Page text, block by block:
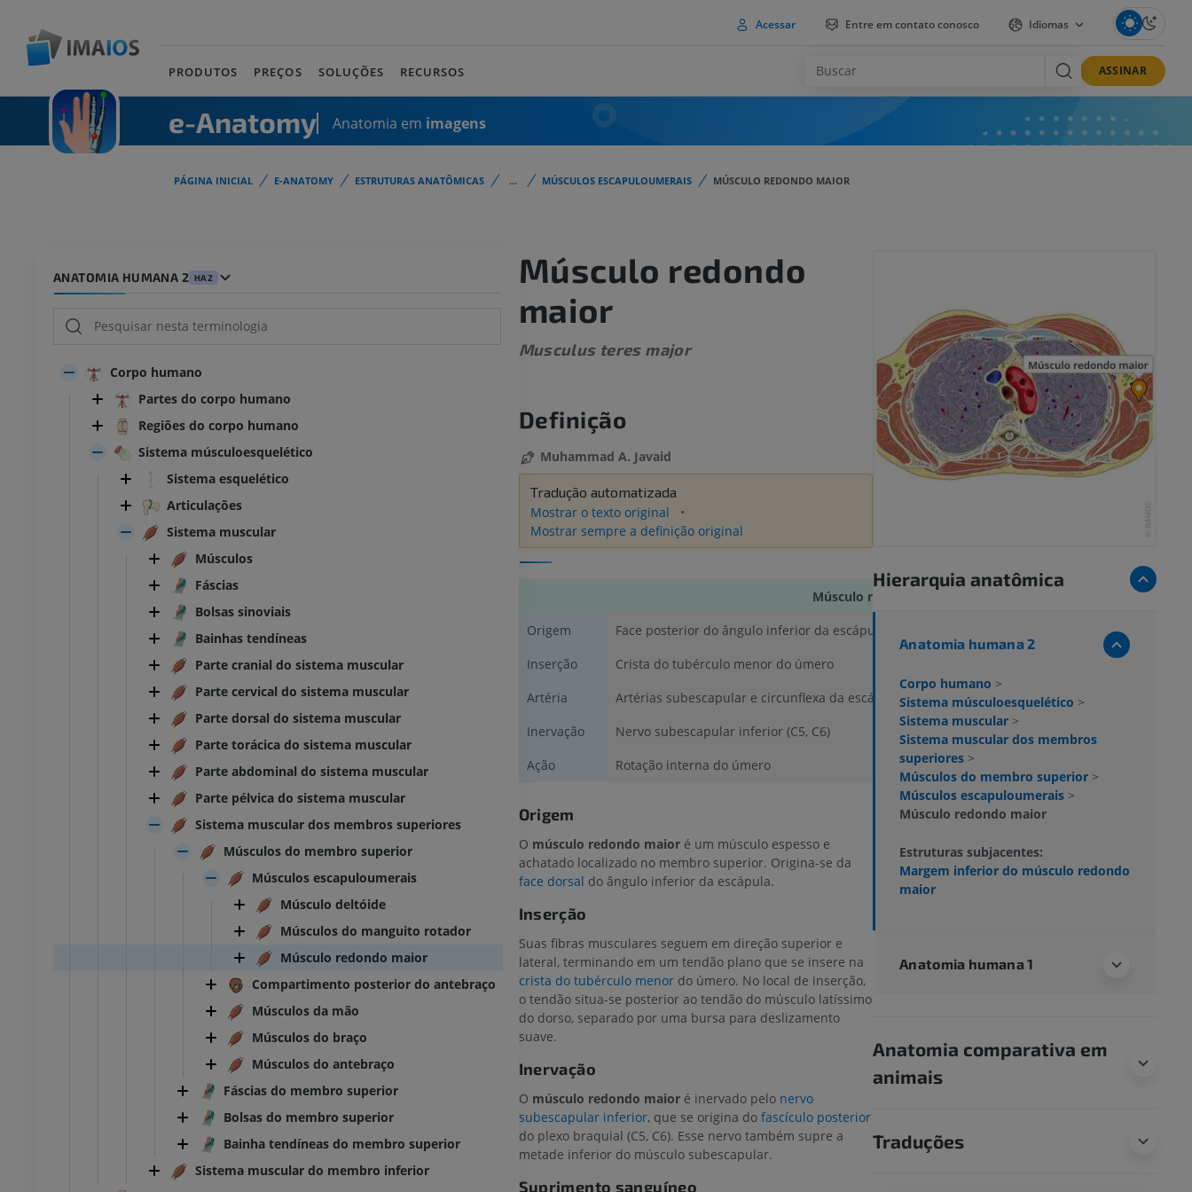
Acessar Entre em contato conosco Idiomas
PRODUTOS PREÇOS SOLUÇÕES RECURSOS ASSINAR
e-Anatomy Anatomia em imagens
PÁGINA INICIAL E-ANATOMY ESTRUTURAS ANATÔMICAS ... MÚSCULOS ESCAPULOUMERAIS MÚSCULO REDONDO MAIOR
ANATOMIA HUMANA 2 HA2
Corpo humano
Partes do corpo humano
Regiões do corpo humano
Sistema músculoesquelético
Sistema esquelético
Articulações
Sistema muscular
Músculos
Fáscias
Bolsas sinoviais
Bainhas tendíneas
Parte cranial do sistema muscular
Parte cervical do sistema muscular
Parte dorsal do sistema muscular
Parte torácica do sistema muscular
Parte abdominal do sistema muscular
Parte pélvica do sistema muscular
Sistema muscular dos membros superiores
Músculos do membro superior
Músculos escapuloumerais
Músculo deltóide
Músculos do manguito rotador
Músculo redondo maior
Compartimento posterior do antebraço
Músculos da mão
Músculos do braço
Músculos do antebraço
Fáscias do membro superior
Bolsas do membro superior
Bainha tendíneas do membro superior
Sistema muscular do membro inferior
Músculo redondo
maior
Musculus teres major
Definição
Muhammad A. Javaid
Tradução automatizada
Mostrar o texto original
Mostrar sempre a definição original
Músculo redondo maior
Origem
Face posterior do ângulo inferior da escápula
Inserção
Crista do tubérculo menor do úmero
Artéria
Artérias subescapular e circunflexa da escápula
Inervação
Nervo subescapular inferior (C5, C6)
Ação
Rotação interna do úmero
Origem
O músculo redondo maioré um músculo espesso e
achatado localizado no membro superior. Origina-se da
face dorsal do ângulo inferior da escápula.
Inserção
Suas fibras musculares seguem em direção superior e
lateral, terminando em um tendão plano que se insere na
crista do tubérculo menordo úmero. No local de inserção,
o tendão situa-se posterior ao tendão do músculo latíssimo
do dorso, separado por uma bursa para deslizamento
suave.
Inervação
O músculo redondo maioré inervado pelo nervo
subescapular inferior, que se origina do fascículo posterior
do plexo braquial (C5, C6). Esse nervo também supre a
metade inferior do músculo subescapular.
Suprimento sanguíneo
Hierarquia anatômica
Anatomia humana 2
Corpo humano >
Sistema músculoesquelético >
Sistema muscular >
Sistema muscular dos membros
superiores >
Músculos do membro superior >
Músculos escapuloumerais >
Músculo redondo maior
Estruturas subjacentes:
Margem inferior do músculo redondo
maior
Anatomia humana 1
Anatomia comparativa em
animais
Traduções